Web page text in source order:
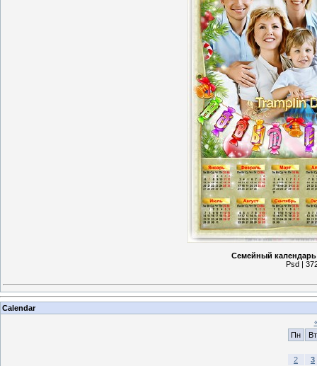
Семейный
Psd |
Calendar
Пн
Вт
2
3